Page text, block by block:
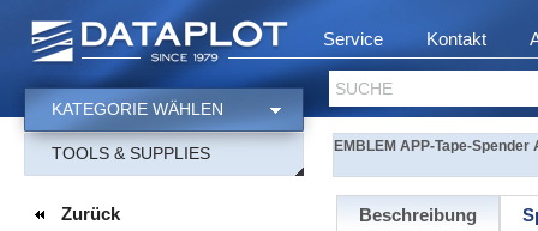
Service Kontakt
SUCHE
KATEGORIE WÄHLEN
TOOLS & SUPPLIES EMBLEM APP-Tape-
Zurück Beschreibung